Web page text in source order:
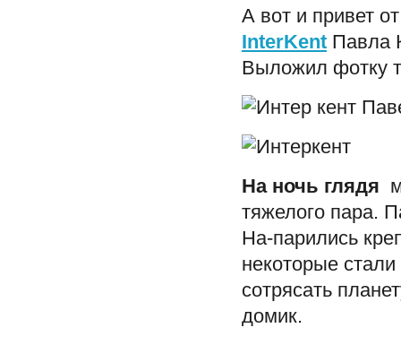
А вот и привет
InterKent Павла
Выложил фотку
На ночь глядя
тяжелого пара.
На-парились
некоторые
сотрясать
домик.